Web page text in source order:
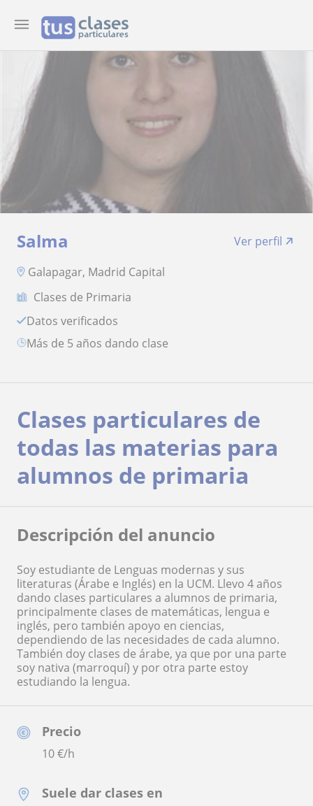
Salma
Ver perfil
Galapagar, Madrid Capital
Clases de Primaria
Datos verificados
más de 5 años dando clase
Precio
10€/h
Suele dar clases en
Clases particulares de
todas las materias para
alumnos de primaria
Descripción del anuncio
Soy estudiante de Lenguas modernas y sus
literaturas (Árabe e Inglés) en la UCM. Llevo 4 años
dando clases particulares a alumnos de primaria,
principalmente clases de matemáticas, lengua e
inglés, pero también apoyo en ciencias,
dependiendo de las necesidades de cada alumno.
También doy clases de árabe, ya que por una parte
soy nativa (marroquí) y por otra parte estoy
estudiando la lengua.